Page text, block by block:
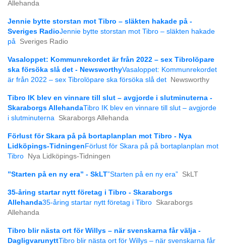
Allehanda
Jennie bytte storstan mot Tibro – släkten hakade på -
Sveriges RadioJennie bytte storstan mot Tibro – släkten hakade
på Sveriges Radio
Vasaloppet: Kommunrekordet är från 2022 – sex Tibrolöpare
ska försöka slå det - NewsworthyVasaloppet: Kommunrekordet
är från 2022 – sex Tibrolöpare ska försöka slå det
Newsworthy
Tibro IK blev en vinnare till slut – avgjorde i slutminuterna -
Skaraborgs AllehandaTibro IK blev en vinnare till slut – avgjorde
i slutminuterna Skaraborgs Allehanda
Förlust för Skara på på bortaplanplan mot Tibro - Nya
Lidköpings-Tidningen Förlust för Skara på på bortaplanplan mot
Tibro
Nya Lidköpings-Tidningen
”Starten på en ny era” - SkLT”Starten på en ny era” SkLT
35-åring startar nytt företag i Tibro - Skaraborgs
Allehanda35-åring startar nytt företag i Tibro Skaraborgs
Allehanda
Tibro blir nästa ort för Willys – när svenskarna får välja -
DagligvarunyttTibro blir nästa ort för Willys – när svenskarna får